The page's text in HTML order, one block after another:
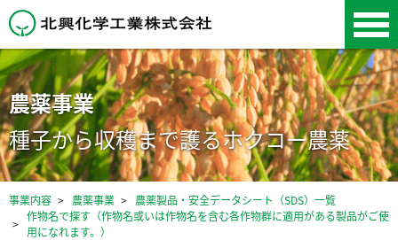
北興化学工業株式会
社
農薬事業
種子から収穫まで護るホクコー農薬
事業内容 農薬事業
農薬製品・安全データシート（SDS）一覧
作物名で探す（作物名或いは作物名を含む各作物群に適用がある製品がご使
用になれます。）